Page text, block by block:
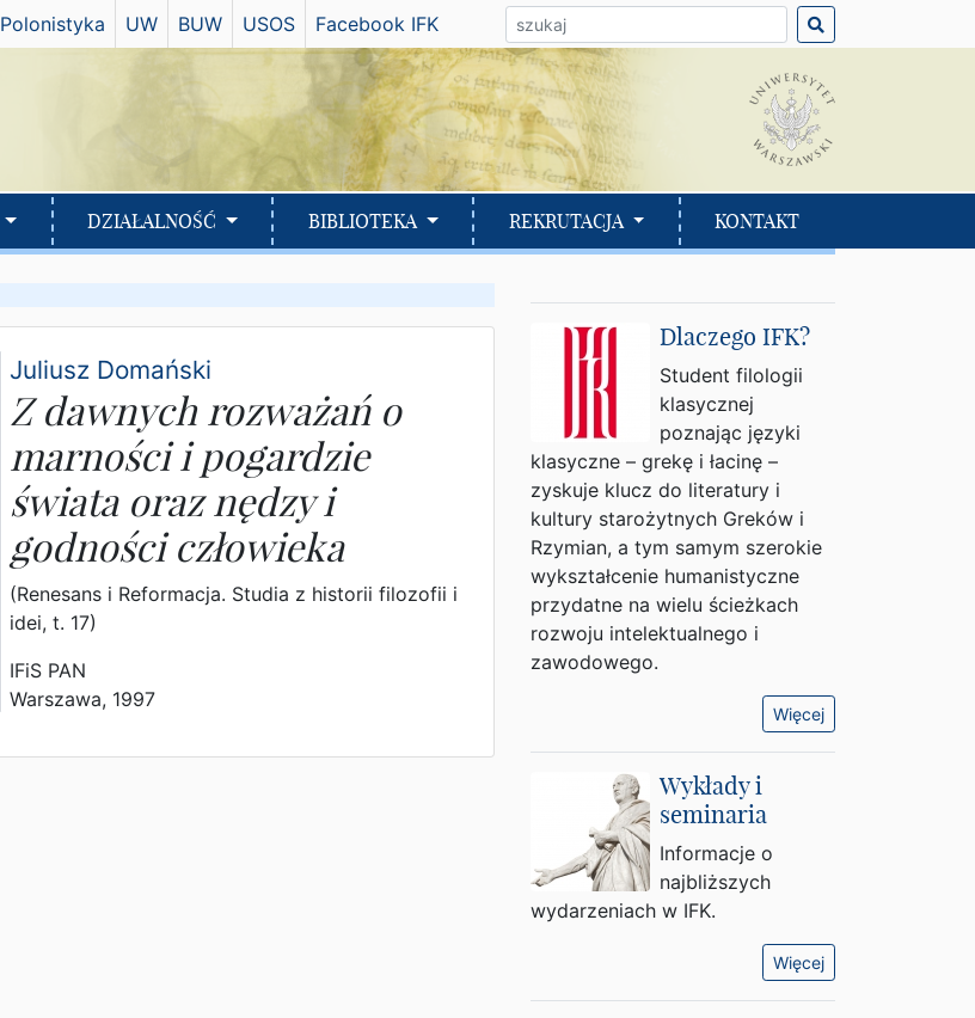
Polonistyka UW BUW USOS Facebook IFKHasło do wyszukania:
DZIAŁALNOŚĆ BIBLIOTEKA REKRUTACJA KONTAKT
Juliusz Domański
Z dawnych rozważań o
marności i pogardzie
świata oraz nędzy i
godności człowieka
(Renesans i Reformacja. Studia z historii filozofii i
idei, t. 17)
IFiS PAN
Warszawa, 1997
Dlaczego IFK?
Student filologii
klasycznej
poznając języki
klasyczne – grekę i łacinę –
zyskuje klucz do literatury i
kultury starożytnych Greków i
Rzymian, a tym samym szerokie
wykształcenie humanistyczne
przydatne na wielu ścieżkach
rozwoju intelektualnego i
zawodowego.
Więcej
Wykłady i
seminaria
Informacje o
najbliższych
wydarzeniach w IFK.
Więcej